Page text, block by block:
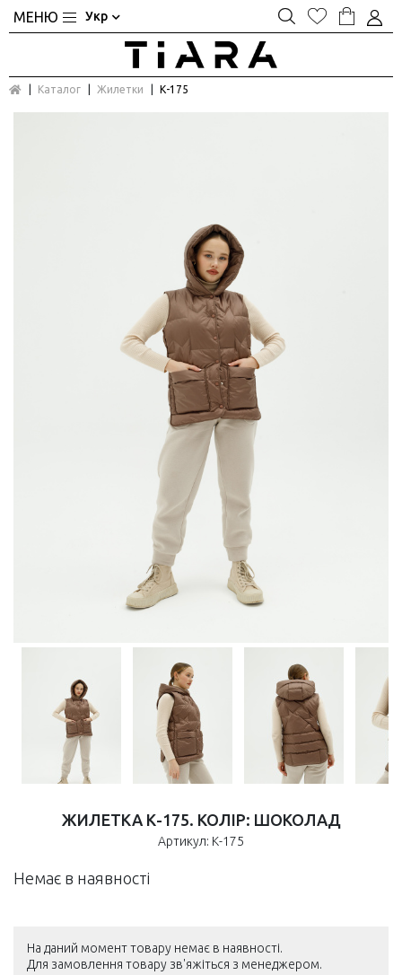
Укр
Каталог Жилетки К-175
ЖИЛЕТКА К-175. КОЛІР: ШОКОЛАД
Артикул: К-175
Немає в наявності
На даний момент товару немає в наявності.
Для замовлення товару зв'яжіться з менеджером.